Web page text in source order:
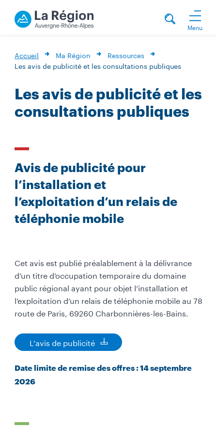
Menu
Accueil Ma Région
Ressources
Les avis de publicité et les consultations publiques
Les avis de publicité et les
consultations publiques
Avis de publicité pour
l’installation et
l’exploitation d’un relais de
téléphonie mobile
Cet avis est publié préalablement à la délivrance
d’un titre d’occupation temporaire du domaine
public régional ayant pour objet l’installation et
l’exploitation d’un relais de téléphonie mobile au 78
route de Paris, 69260 Charbonnières-les-Bains.
L'avis de publicité
o
u
Date limite de remise des offres : 14 septembre
2026